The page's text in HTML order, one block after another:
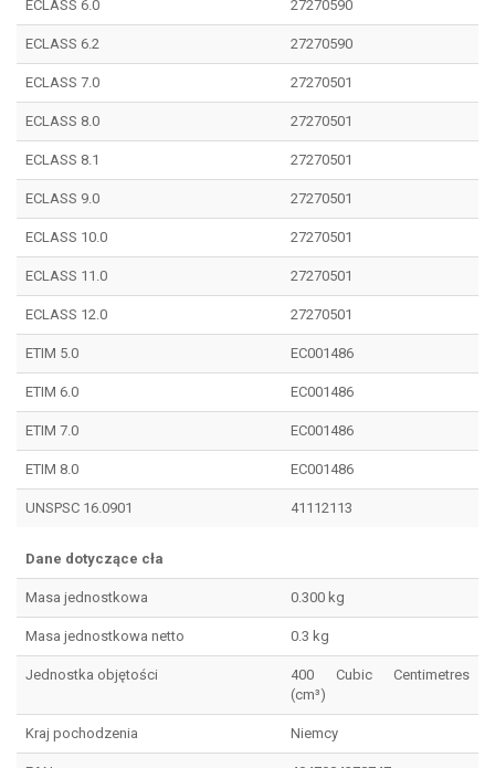
ECLASS 6.0 27270590
ECLASS 6.2 27270590
ECLASS 7.0 27270501
ECLASS 8.0 27270501
ECLASS 8.1 27270501
ECLASS 9.0 27270501
ECLASS 10.0 27270501
ECLASS 11.0 27270501
ECLASS 12.0 27270501
ETIM 5.0 EC001486
ETIM 6.0 EC001486
ETIM 7.0 EC001486
ETIM 8.0 EC001486
UNSPSC 16.0901 41112113
Dane dotyczące cła
Masa jednostkowa 0.300 kg
Masa jednostkowa netto 0.3 kg
Jednostka objętości
400 Cubic Centimetres
(cm³)
Kraj pochodzenia Niemcy